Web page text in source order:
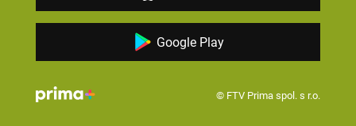
Google Play
© FTV Prima spol. s r.o.